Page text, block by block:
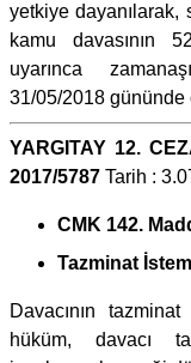
yetkiye dayanılarak,
kamu davasının
uyarınca
31/05/2018
YARGITAY 12.
2017/5787 Tarih :
CMK 142.
Tazminat
Davacının
hüküm, davacı